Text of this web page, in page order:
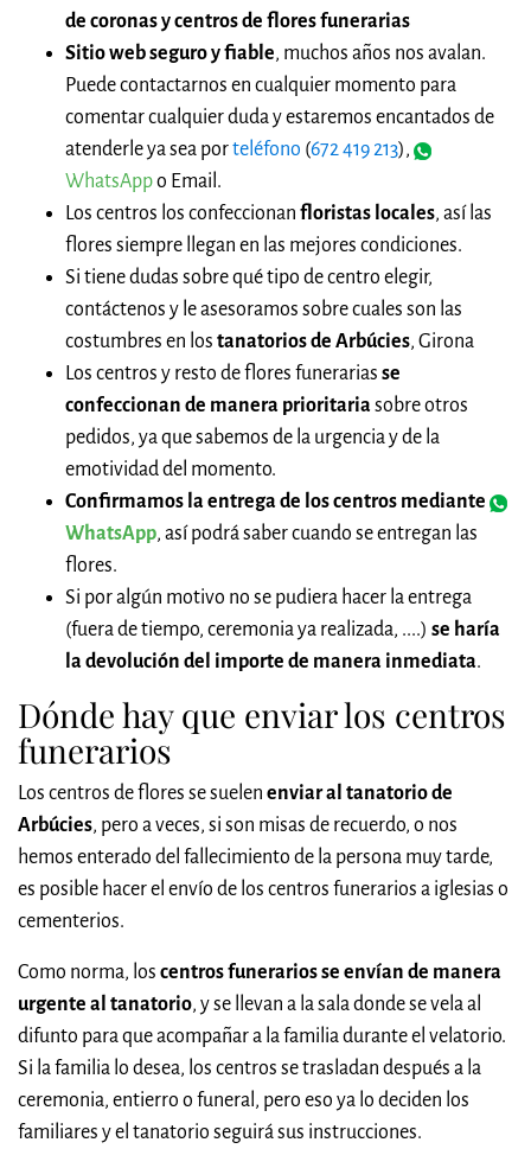
de coronas y centros de flores funerarias
Sitio web seguro y fiable, muchos años nos avalan.
Puede contactarnos en cualquier momento para
comentar cualquier duda y estaremos encantados de
atenderle ya sea porteléfono (672 419 213),
WhatsAppo Email.
Los centros los confeccionan floristas locales, así las
flores siempre llegan en las mejores condiciones.
Si tiene dudas sobre qué tipo de centro elegir,
contáctenos y le asesoramos sobre cuales son las
costumbres en los tanatorios de Arbúcies, Girona
Los centros y resto de flores funerarias se
confeccionan de manera prioritariasobre otros
pedidos, ya que sabemos de la urgencia y de la
emotividad del momento.
Confirmamos la entrega de los centros mediante
WhatsApp, así podrá saber cuando se entregan las
flores.
Si por algún motivo no se pudiera hacer la entrega
(fuera de tiempo, ceremonia ya realizada, ....) se haría
la devolución del importe de manera inmediata.
Dónde hay que enviar los centros
funerarios
Los centros de flores se suelen enviar al tanatorio de
Arbúcies, pero a veces, si son misas de recuerdo, o nos
hemos enterado del fallecimiento de la persona muy tarde,
es posible hacer el envío de los centros funerarios a iglesias o
cementerios.
Como norma, los centros funerarios se envían de manera
urgente al tanatorio, y se llevan a la sala donde se vela al
difunto para que acompañar a la familia durante el velatorio.
Si la familia lo desea, los centros se trasladan después a la
ceremonia, entierro o funeral, pero eso ya lo deciden los
familiares y el tanatorio seguirá sus instrucciones.